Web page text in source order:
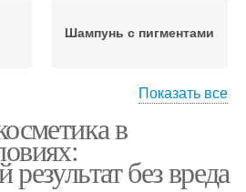
Шампунь с пигментами
Уход за волосами
Показать все
в
без вреда